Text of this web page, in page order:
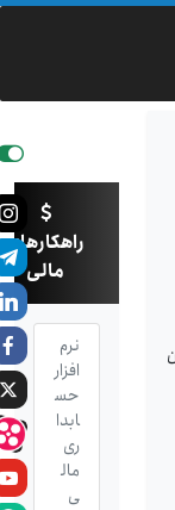
راهکارهای
مالی
نرم
افزار
حس
ابدا
ری
مال
ی